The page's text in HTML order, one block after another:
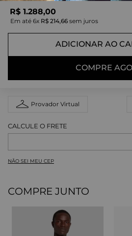
R$ 1.288,00
Em até 6x R$ 214,66 sem juros
ADICIONAR AO
COMPRE
Provador Virtual
NÃO SEI MEU CEP
COMPRE JUNTO